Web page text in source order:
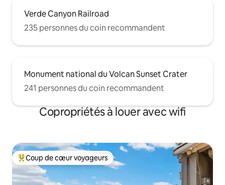
Verde Canyon Railroad
235 personnes du coin recommandent
Monument national du Volcan Sunset Crater
241 personnes du coin recommandent
Copropriétés à louer avec wifi
Coup de cœur voyageurs parmi les plus aimés
Coup de cœur voyageurs